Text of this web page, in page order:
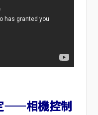
——相機控制